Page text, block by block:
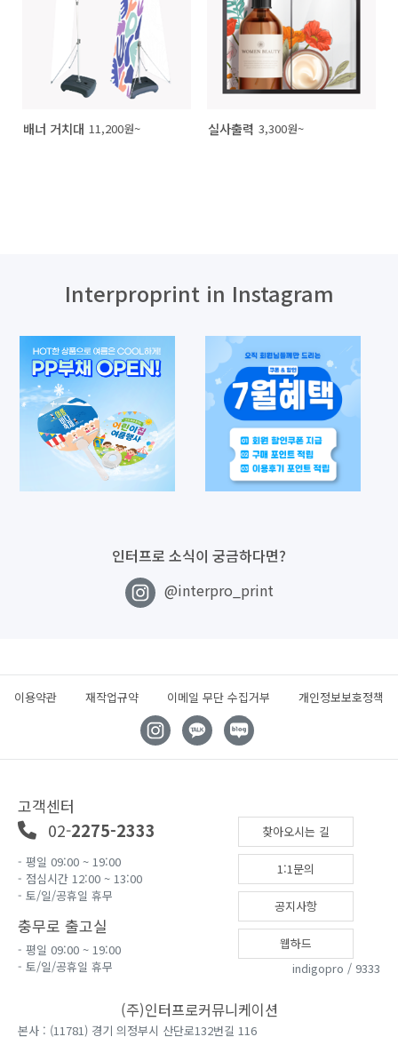
배너 거치대 11,200원~ 실사출력 3,300원~
Interproprint in Instagram
인터프로 소식이 궁금하다면?
@interpro_print
이용약관 재작업규약 이메일 무단 수집거부 개인정보보호정책
고객센터
02-2275-2333
- 평일 09:00 ~ 19:00
- 점심시간 12:00 ~ 13:00
- 토/일/공휴일 휴무
충무로 출고실
- 평일 09:00 ~ 19:00
- 토/일/공휴일 휴무
찾아오시는 길
1:1문의
공지사항
웹하드
indigopro / 9333
(주)인터프로커뮤니케이션
본사 : (11781) 경기 의정부시 산단로132번길 116